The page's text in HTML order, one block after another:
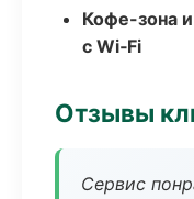
Кофе-зона
с Wi‑Fi
Отзывы
Сервис